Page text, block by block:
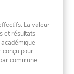
La valeur
et résultats
conçu pour
commune